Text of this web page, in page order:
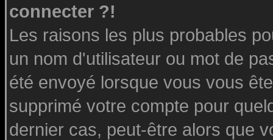
connecter ?!
Les raisons les plus probables
un nom d'utilisateur ou mot de
été envoyé lorsque vous vous
supprimé votre compte pour
dernier cas, peut-être alors que